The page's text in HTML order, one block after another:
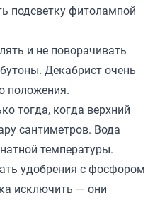
подсветку фитолампой
и не поворачивать
Декабрист очень
положения.
тогда, когда верхний
сантиметров. Вода
температуры.
удобрения с фосфором
исключить — они